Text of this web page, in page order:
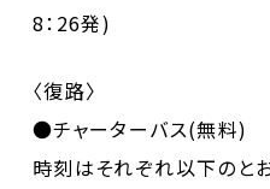
8：26発)
〈復路〉
●チャーターバス(無料)
時刻はそれぞれ以下のとお